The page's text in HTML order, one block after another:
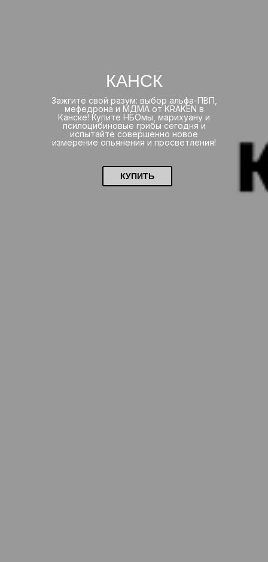
КАНСК
Зажгите свой разум: выбор альфа-ПВП,
мефедрона и МДМА от KRAKEN в
Канске! Купите НБОмы, марихуану и
псилоцибиновые грибы сегодня и
испытайте совершенно новое
измерение опьянения и просветления!
КУПИТЬ